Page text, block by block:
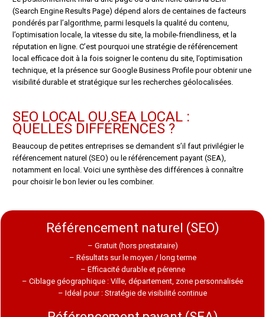
(Search Engine Results Page) dépend alors de centaines de facteurs
pondérés par l’algorithme, parmi lesquels la qualité du contenu,
l’optimisation locale, la vitesse du site, la mobile-friendliness, et la
réputation en ligne. C’est pourquoi une stratégie de référencement
local efficace doit à la fois soigner le contenu du site, l’optimisation
technique, et la présence sur Google Business Profile pour obtenir une
visibilité durable et stratégique sur les recherches géolocalisées.
SEO LOCAL OU SEA LOCAL :
QUELLES DIFFÉRENCES ?
Beaucoup de petites entreprises se demandent s’il faut privilégier le
référencement naturel (SEO) ou le référencement payant (SEA),
notamment en local. Voici une synthèse des différences à connaître
pour choisir le bon levier ou les combiner.
Référencement naturel (SEO)
– Gratuit (hors prestataire)
– Résultats sur le moyen / long terme
– Efficacité durable et pérenne
– Ciblage géographique : Ville, département, zone personnalisée
– Idéal pour : Stratégie de visibilité continue